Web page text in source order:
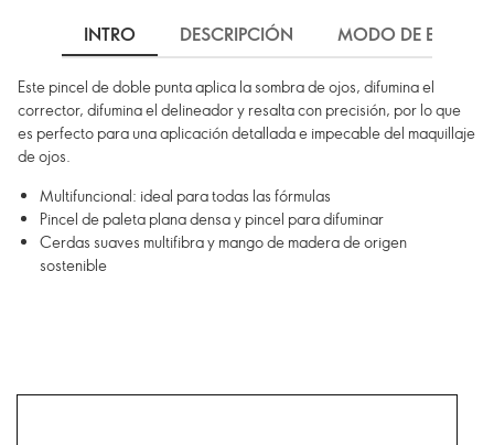
INTRO DESCRIPCIÓN MODO DE EMPLEO
Este pincel de doble punta aplica la sombra de ojos, difumina el
corrector, difumina el delineador y resalta con precisión, por lo que
es perfecto para una aplicación detallada e impecable del maquillaje
de ojos.
Multifuncional: ideal para todas las fórmulas
Pincel de paleta plana densa y pincel para difuminar
Cerdas suaves multifibra y mango de madera de origen
sostenible